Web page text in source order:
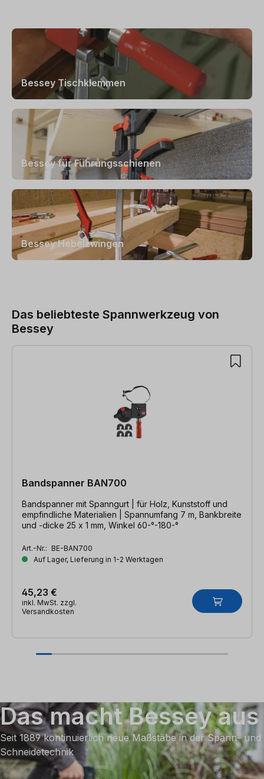
Bessey Tischklemmen
Bessey für Führungsschienen
Bessey Hebelzwingen
Das beliebteste Spannwerkzeug von
Bessey
Produktgalerie überspringen
Bandspanner BAN700
Bandspanner mit Spanngurt | für Holz, Kunststoff und
empfindliche Materialien | Spannumfang 7 m, Bankbreite
und -dicke 25 x 1 mm, Winkel 60-°-180-°
Art.-Nr.: BE-BAN700
Auf Lager, Lieferung in 1-2 Werktagen
45,23 €
inkl. MwSt. zzgl.
Versandkosten
Das macht Bessey aus
Seit 1889 kontinuierlich neue Maßstäbe in der Spann- und
Schneidetechnik